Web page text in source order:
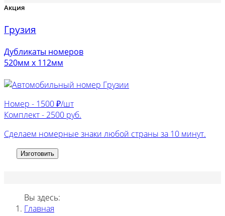
Акция
Грузия
Дубликаты номеров
520мм х 112мм
Номер - 1500 ₽/шт
Комплект - 2500 руб.
Сделаем номерные знаки любой страны за 10 минут.
Изготовить
Вы здесь:
Главная